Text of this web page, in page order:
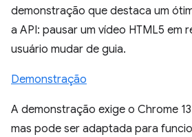
demonstração que destaca um
a API: pausar um vídeo HTML5 em
usuário mudar de guia.
Demonstração
A demonstração exige o Chrome
mas pode ser adaptada para